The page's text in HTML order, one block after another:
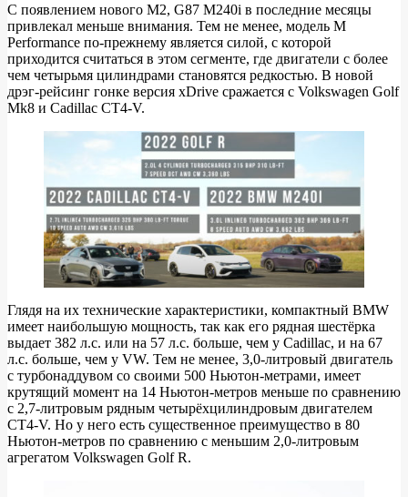
ВИДЕО:
BMW
M240i
борется
Cadillac
Volkswagen
Golf
R
С появлением нового M2, G87 M240i в последние месяцы
привлекал меньше внимания. Тем не менее, модель M
Performance по-прежнему является силой, с которой
приходится считаться в этом сегменте, где двигатели с более
чем четырьмя цилиндрами становятся редкостью. В новой
дрэг-рейсинг гонке версия xDrive сражается с Volkswagen Golf
Mk8 и Cadillac CT4-V.
Глядя на их технические характеристики, компактный BMW
имеет наибольшую мощность, так как его рядная шестёрка
выдает 382 л.с. или на 57 л.с. больше, чем у Cadillac, и на 67
л.с. больше, чем у VW. Тем не менее, 3,0-литровый двигатель
с турбонаддувом со своими 500 Ньютон-метрами, имеет
крутящий момент на 14 Ньютон-метров меньше по сравнению
с 2,7-литровым рядным четырёхцилиндровым двигателем
CT4-V. Но у него есть существенное преимущество в 80
Ньютон-метров по сравнению с меньшим 2,0-литровым
агрегатом Volkswagen Golf R.